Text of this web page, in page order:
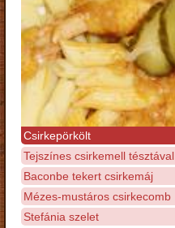
Csirkepörkölt
Tejszínes csirkemell tésztával
Baconbe tekert csirkemáj
Mézes-mustáros csirkecomb
Stefánia szelet